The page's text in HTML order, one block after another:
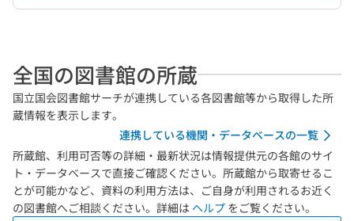
全国の図書館の所蔵
国立国会図書館サーチが連携している各図書館等から取得した所
蔵情報を表示します。
連携している機関・データベースの一覧
所蔵館、利用可否等の詳細・最新状況は情報提供元の各館のサイ
ト・データベースで直接ご確認ください。所蔵館から取寄せるこ
とが可能かなど、資料の利用方法は、ご自身が利用されるお近く
の図書館へご相談ください。詳細は ヘルプ をご覧ください。